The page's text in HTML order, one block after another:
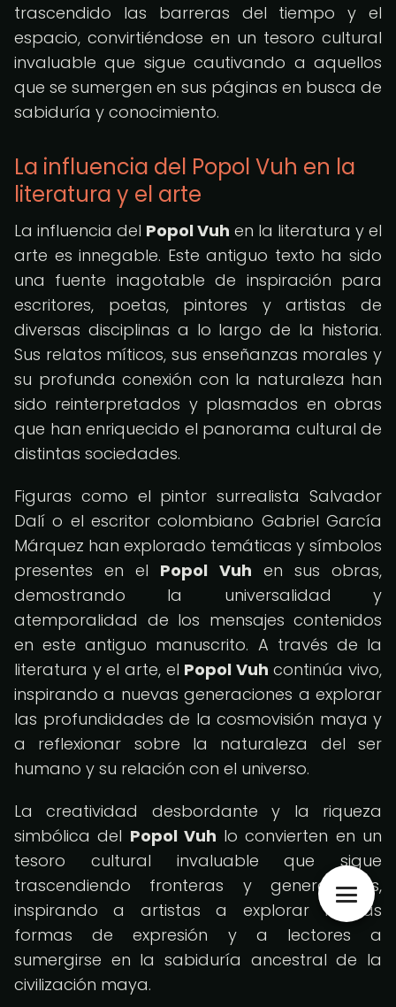
trascendido las barreras del tiempo y el
espacio, convirtiéndose en un tesoro cultural
invaluable que sigue cautivando a aquellos
que se sumergen en sus páginas en busca de
sabiduría y conocimiento.
La influencia del Popol Vuh en la
literatura y el arte
La influencia del Popol Vuh en la literatura y el
arte es innegable. Este antiguo texto ha sido
una fuente inagotable de inspiración para
escritores, poetas, pintores y artistas de
diversas disciplinas a lo largo de la historia.
Sus relatos míticos, sus enseñanzas morales y
su profunda conexión con la naturaleza han
sido reinterpretados y plasmados en obras
que han enriquecido el panorama cultural de
distintas sociedades.
Figuras como el pintor surrealista Salvador
Dalí o el escritor colombiano Gabriel García
Márquez han explorado temáticas y símbolos
presentes en el Popol Vuh en sus obras,
demostrando la universalidad y
atemporalidad de los mensajes contenidos
en este antiguo manuscrito. A través de la
literatura y el arte, el Popol Vuh continúa vivo,
inspirando a nuevas generaciones a explorar
las profundidades de la cosmovisión maya y
a reflexionar sobre la naturaleza del ser
humano y su relación con el universo.
La creatividad desbordante y la riqueza
simbólica del Popol Vuh lo convierten en un
tesoro cultural invaluable que sigue
trascendiendo fronteras y generaciones,
inspirando a artistas a explorar nuevas
formas de expresión y a lectores a
sumergirse en la sabiduría ancestral de la
civilización maya.